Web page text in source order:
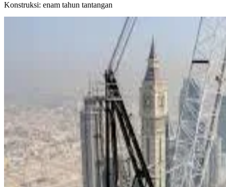
Konstruksi: enam tahun tantangan